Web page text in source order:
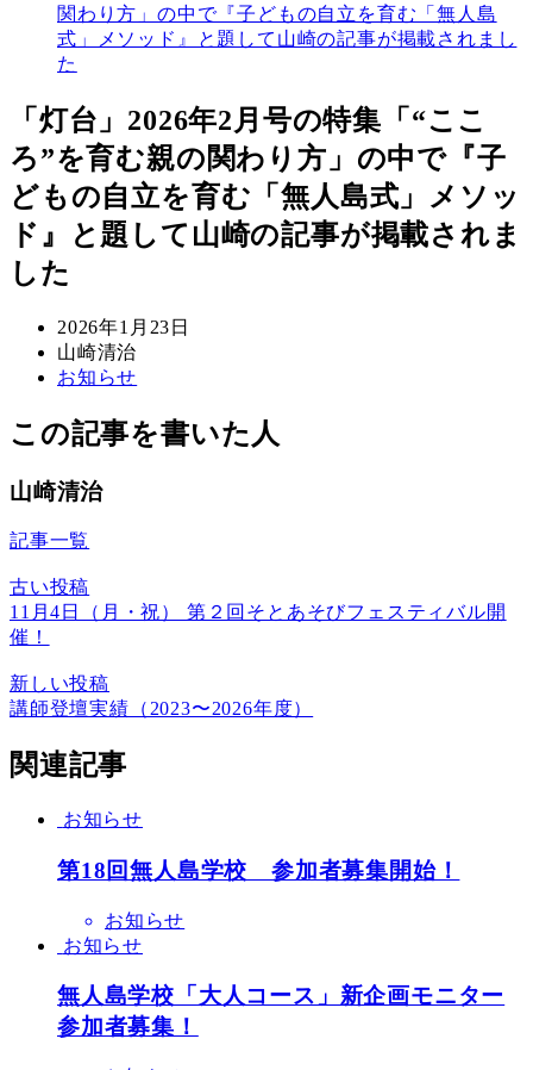
関わり方」の中で『子どもの自立を育む「無人島
式」メソッド』と題して山崎の記事が掲載されまし
た
「灯台」2026年2月号の特集「“ここ
ろ”を育む親の関わり方」の中で『子
どもの自立を育む「無人島式」メソッ
ド』と題して山崎の記事が掲載されま
した
投
稿
日
2026年1月23日
著
者
山崎清治
カ
ゴ
リ
ー
お知らせ
この記事を書いた人
山崎清治
記事一覧
古い投稿
11月4日（月・祝） 第２回そとあそびフェスティバル開
催！
新しい投稿
講師登壇実績（2023〜2026年度）
関連記事
お知らせ
第18回無人島学校 参加者募集開始！
お知らせ
お知らせ
無人島学校「大人コース」新企画モニター
参加者募集！